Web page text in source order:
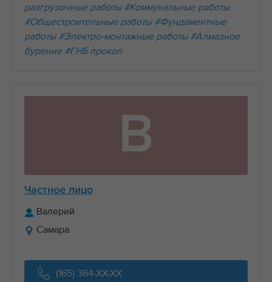
разгрузочные работы #Коммунальные работы
#Общестроительные работы #Фундаментные
работы #Электро-монтажные работы #Алмазное
бурение #ГНБ прокол
В
Частное лицо
Валерий
Самара
(165) 364-XX-XX